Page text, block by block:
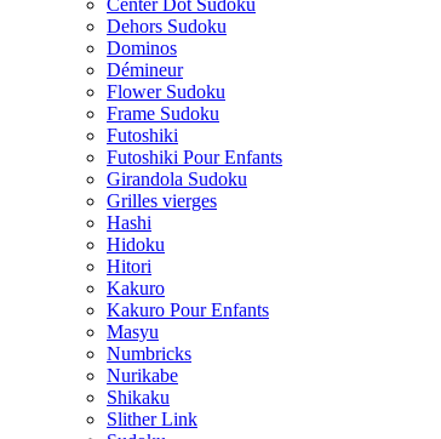
Center Dot Sudoku
Dehors Sudoku
Dominos
Démineur
Flower Sudoku
Frame Sudoku
Futoshiki
Futoshiki Pour Enfants
Girandola Sudoku
Grilles vierges
Hashi
Hidoku
Hitori
Kakuro
Kakuro Pour Enfants
Masyu
Numbricks
Nurikabe
Shikaku
Slither Link